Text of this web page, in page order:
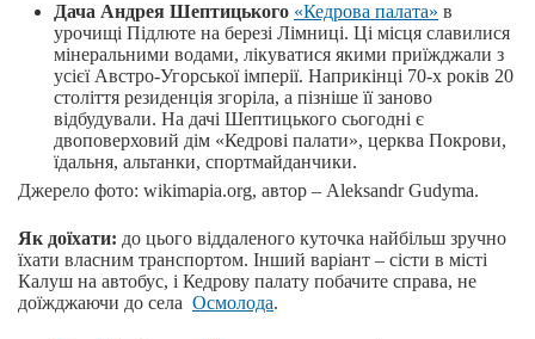
Дача Андрея Шептицького «Кедрова палата» в
урочищі Підлюте на березі Лімниці. Ці місця славилися
мінеральними водами, лікуватися якими приїжджали з
усієї Австро-Угорської імперії. Наприкінці 70-х років 20
століття резиденція згоріла, а пізніше її заново
відбудували. На дачі Шептицького сьогодні є
двоповерховий дім «Кедрові палати», церква Покрови,
їдальня, альтанки, спортмайданчики.
Джерело фото: wikimapia.org, автор – Aleksandr Gudyma.
Як доїхати: до цього віддаленого куточка найбільш зручно
їхати власним транспортом. Інший варіант – сісти в місті
Калуш на автобус, і Кедрову палату побачите справа, не
доїжджаючи до села Осмолода.